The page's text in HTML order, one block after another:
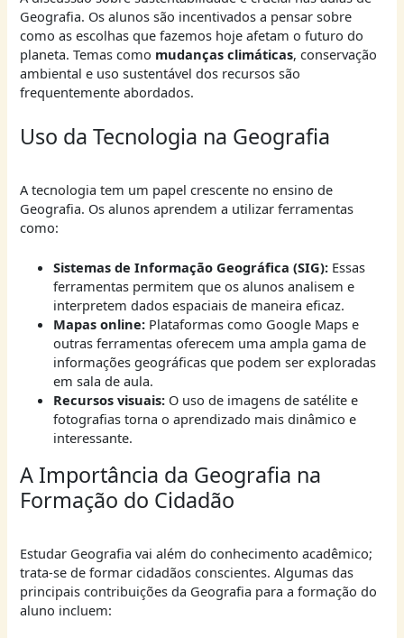
Geografia. Os alunos são incentivados a pensar sobre
como as escolhas que fazemos hoje afetam o futuro do
planeta. Temas como mudanças climáticas, conservação
ambiental e uso sustentável dos recursos são
frequentemente abordados.
Uso da Tecnologia na Geografia
A tecnologia tem um papel crescente no ensino de
Geografia. Os alunos aprendem a utilizar ferramentas
como:
Sistemas de Informação Geográfica (SIG):Essas
ferramentas permitem que os alunos analisem e
interpretem dados espaciais de maneira eficaz.
Mapas online:Plataformas como Google Maps e
outras ferramentas oferecem uma ampla gama de
informações geográficas que podem ser exploradas
em sala de aula.
Recursos visuais:O uso de imagens de satélite e
fotografias torna o aprendizado mais dinâmico e
interessante.
A Importância da Geografia na
Formação do Cidadão
Estudar Geografia vai além do conhecimento acadêmico;
trata-se de formar cidadãos conscientes. Algumas das
principais contribuições da Geografia para a formação do
aluno incluem: